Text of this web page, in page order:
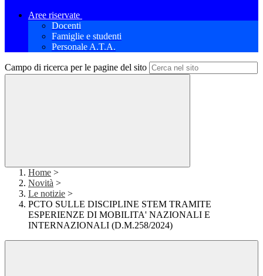
Aree riservate
Docenti
Famiglie e studenti
Personale A.T.A.
Campo di ricerca per le pagine del sito
Home >
Novità >
Le notizie >
PCTO SULLE DISCIPLINE STEM TRAMITE
ESPERIENZE DI MOBILITA' NAZIONALI E
INTERNAZIONALI (D.M.258/2024)